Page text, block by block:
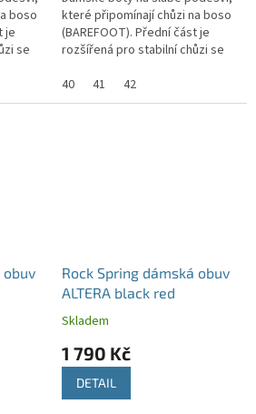
boso
je
se
které připomínají chůzi na boso
(BAREFOOT). Přední část je
rozšířená pro stabilní chůzi se
40
41 42
obuv
Rock Spring dámská obuv
ALTERA black red
Skladem
1 790 Kč
DETAIL